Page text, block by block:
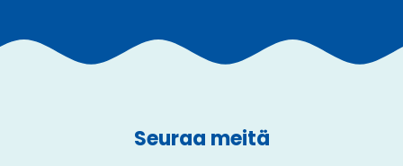
Seuraa meitä